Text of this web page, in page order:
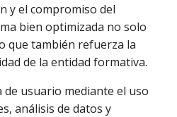
y el compromiso del
bien optimizada no solo
que también refuerza la
de la entidad formativa.
usuario mediante el uso
análisis de datos y